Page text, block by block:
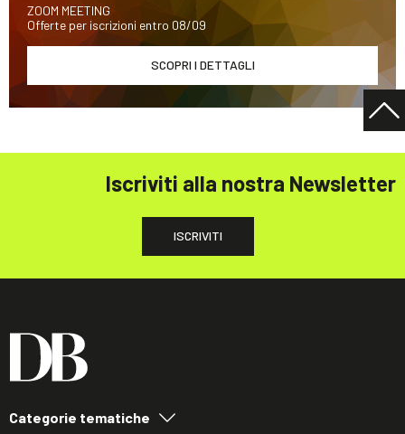
ZOOM MEETING
Offerte per iscrizioni entro 08/09
SCOPRI I DETTAGLI
Iscriviti alla nostra Newsletter
ISCRIVITI
Categorie tematiche